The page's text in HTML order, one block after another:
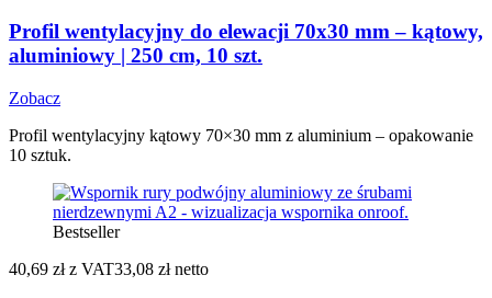
Profil wentylacyjny do elewacji 70x30 mm – kątowy,
aluminiowy | 250 cm, 10 szt.
Zobacz
Profil wentylacyjny kątowy 70×30 mm z aluminium – opakowanie
10 sztuk.
Bestseller
40,69 zł z VAT33,08 zł netto